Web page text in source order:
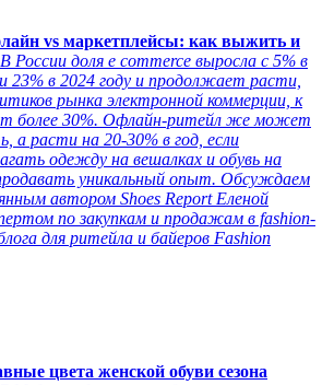
vs маркетплейсы: как выжить и
В России доля e commerce выросла с 5% в
23% в 2024 году и продолжает расти,
рынка электронной коммерции, к
более 30%. Офлайн-ритейл же может
а расти на 20-30% в год, если
одежду на вешалках и обувь на
уникальный опыт. Обсуждаем
автором Shoes Report Еленой
по закупкам и продажам в fashion-
для ритейла и байеров Fashion
цвета женской обуви сезона